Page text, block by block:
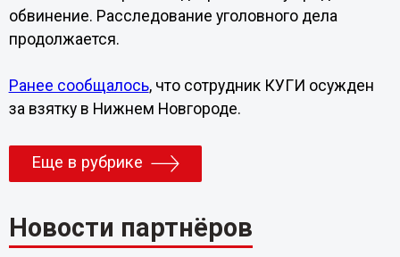
обвинение. Расследование уголовного дела
продолжается.
Ранее сообщалось, что сотрудник КУГИ осужден
за взятку в Нижнем Новгороде.
Еще в рубрике
Новости партнёров